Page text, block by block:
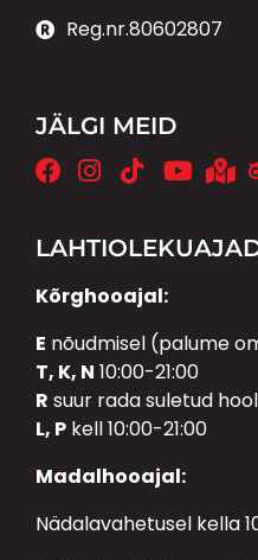
Reg.nr.80602807
JÄLGI MEID
Kõrghooajal:
E nõudmisel (palume
T, K, N 10:00-21:00
R suur rada suletud
L, P kell 10:00-21:00
Madalhooajal:
Nädalavahetusel kella